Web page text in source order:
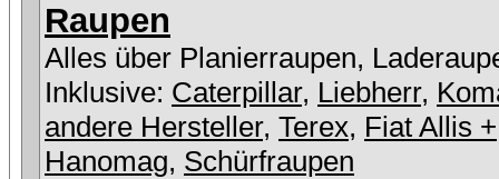
Raupen
Alles über Planierraupen,
Inklusive: Caterpillar, Liebherr,
andere Hersteller, Terex, Fiat Allis +
Hanomag, Schürfraupen